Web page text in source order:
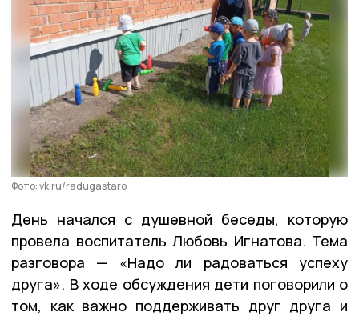
Фото: vk.ru/radugastaro
День начался с душевной беседы, которую
провела воспитатель Любовь Игнатова. Тема
разговора — «Надо ли радоваться успеху
друга». В ходе обсуждения дети поговорили о
том, как важно поддерживать друг друга и